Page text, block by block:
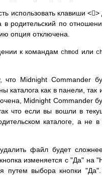
использовать клавиши <>
в родительский по
опция отключена.
к командамchmod или
что Midnight Commander
каталога как в панели, так
Midnight Commander
что если вы вошли в
каталоге, а не в
файл будет
изменяется с "Да" на
путем выбора кнопки